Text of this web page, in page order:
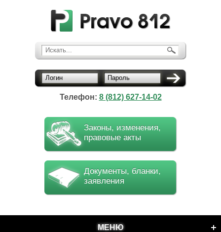
Искать...
Логин Пароль
Телефон: 8 (812) 627-14-02
Законы, изменения,
правовые акты
Документы, бланки,
заявления
МЕНЮ